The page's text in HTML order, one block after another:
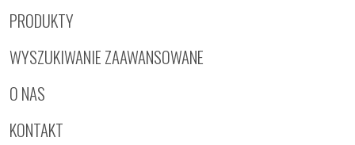
PRODUKTY
WYSZUKIWANIE ZAAWANSOWANE
O NAS
KONTAKT